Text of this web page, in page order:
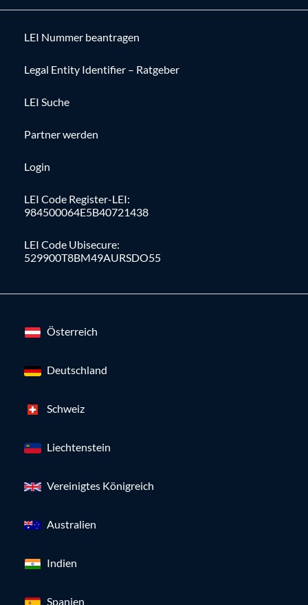
LEI Nummer beantragen
Legal Entity Identifier – Ratgeber
LEI Suche
Partner werden
Login
LEI Code Register-LEI:
984500064E5B40721438
LEI Code Ubisecure:
529900T8BM49AURSDO55
Österreich
Deutschland
Schweiz
Liechtenstein
Vereinigtes Königreich
Australien
Indien
Spanien